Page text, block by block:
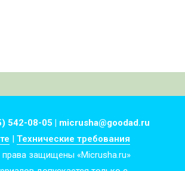
542-08-05 | micrusha@goodad.ru
| Технические требования
защищены «Micrusha.ru»